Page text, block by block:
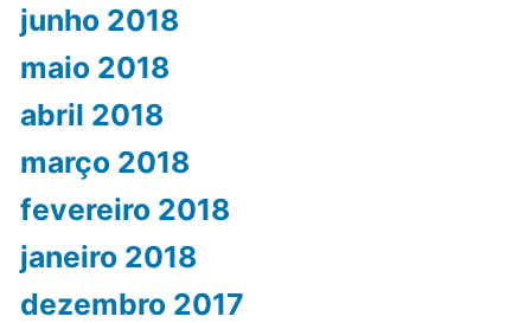
junho 2018
maio 2018
abril 2018
março 2018
fevereiro 2018
janeiro 2018
dezembro 2017